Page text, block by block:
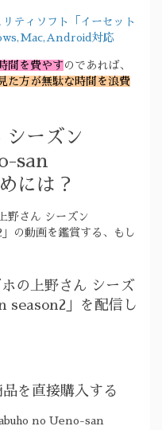
ティソフト「イーセット
対応
間を費やす のであれば、
た方が無駄な時間を浪費
シーズン
san
には？
野さん シーズン
の動画を鑑賞する、もし
の上野さん シーズ
season2」を配信し
を直接購入する
no Ueno-san